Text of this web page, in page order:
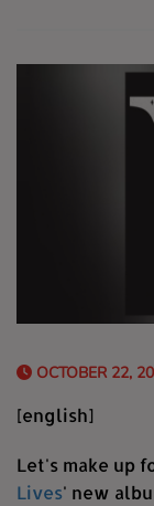
OCTOBER 22,
[english]
Let's make up
Lives' new